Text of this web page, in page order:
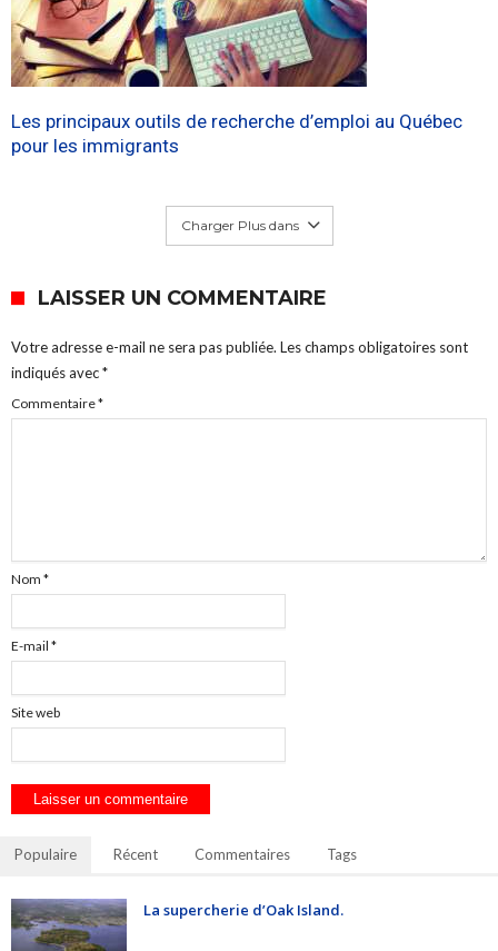
Les principaux outils de recherche d’emploi au Québec
pour les immigrants
Charger Plus dans
LAISSER UN COMMENTAIRE
Votre adresse e-mail ne sera pas publiée. Les champs obligatoires sont
indiqués avec*
Commentaire*
Nom *
E-mail *
Site web
Populaire Récent Commentaires Tags
La supercherie d’Oak Island.